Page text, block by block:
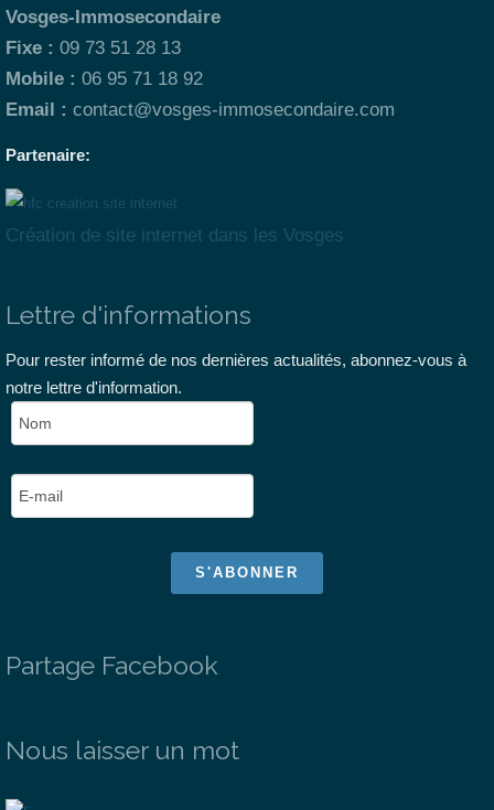
Vosges-Immosecondaire
Fixe : 09 73 51 28 13
Mobile : 06 95 71 18 92
Email : contact@vosges-immosecondaire.com
Partenaire:
Création de site internet dans les Vosges
Lettre d'informations
Pour rester informé de nos dernières actualités, abonnez-vous à
notre lettre d'information.
Partage Facebook
Nous laisser un mot